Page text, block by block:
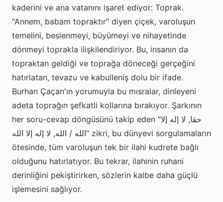
kaderini ve ana vatanını işaret ediyor: Toprak.
"Annem, babam topraktır" diyen çiçek, varoluşun
temelini, beslenmeyi, büyümeyi ve nihayetinde
dönmeyi toprakla ilişkilendiriyor. Bu, insanın da
topraktan geldiği ve toprağa döneceği gerçeğini
hatırlatan, tevazu ve kabulleniş dolu bir ifade.
Burhan Çaçan'ın yorumuyla bu mısralar, dinleyeni
adeta toprağın şefkatli kollarına bırakıyor. Şarkının
her soru-cevap döngüsünü takip eden "حقا, لا إله إلا
الله / الله, لا إله إلا الله" zikri, bu dünyevi sorgulamaların
ötesinde, tüm varoluşun tek bir ilahi kudrete bağlı
olduğunu hatırlatıyor. Bu tekrar, ilahinin ruhani
derinliğini pekiştirirken, sözlerin kalbe daha güçlü
işlemesini sağlıyor.